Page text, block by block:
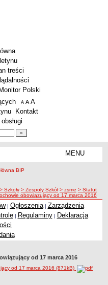
treści
Monitor Polski
A pomniejsz czcionkę
A standardowy rozmiar czcionki
A
Kontakt
MENU
> Szkoły > Zespoły Szkół > zsme > Statut
obowiązujący od 17 marca 2016
| Ogłoszenia| Zarządzenia
| Regulaminy| Deklaracja
od 17 marca 2016
od 17 marca 2016 (871kB)